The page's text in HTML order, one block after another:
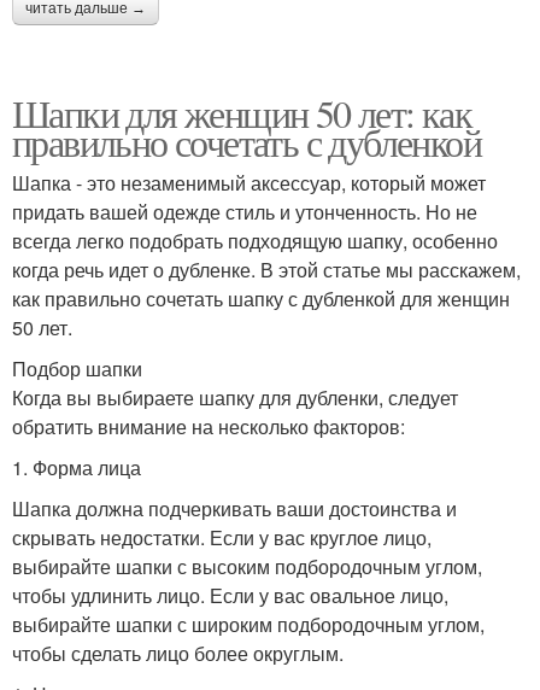
читать дальше →
Шапки для женщин 50 лет: как
правильно сочетать с дубленкой
Шапка - это незаменимый аксессуар, который может
придать вашей одежде стиль и утонченность. Но не
всегда легко подобрать подходящую шапку, особенно
когда речь идет о дубленке. В этой статье мы расскажем,
как правильно сочетать шапку с дубленкой для женщин
50 лет.
Подбор шапки
Когда вы выбираете шапку для дубленки, следует
обратить внимание на несколько факторов:
1. Форма лица
Шапка должна подчеркивать ваши достоинства и
скрывать недостатки. Если у вас круглое лицо,
выбирайте шапки с высоким подбородочным углом,
чтобы удлинить лицо. Если у вас овальное лицо,
выбирайте шапки с широким подбородочным углом,
чтобы сделать лицо более округлым.